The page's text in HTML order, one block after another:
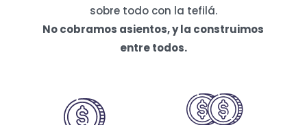
sobre todo con la tefilá.
No cobramos asientos, y la construimos
entre todos.